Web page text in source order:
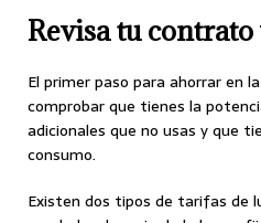
Revisa tu
El primer paso para ahorrar en
comprobar que tienes la
adicionales que no usas y que
consumo.
Existen dos tipos de tarifas de